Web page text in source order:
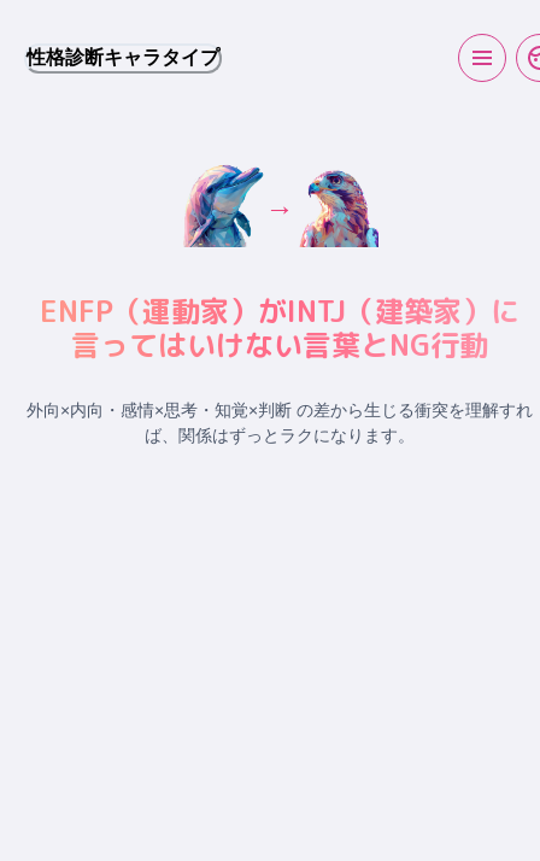
性格診断キャラタイプ
→
ENFP （運動家）がINTJ （建築家）に
言ってはいけない言葉とNG行動
外向×内向・感情×思考・知覚×判断 の差から生じる衝突を理解すれ
ば、関係はずっとラクになります。